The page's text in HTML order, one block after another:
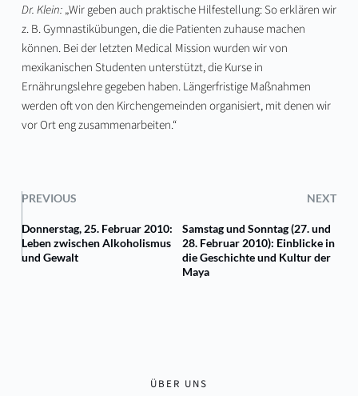
Dr. Klein:„Wir geben auch praktische Hilfestellung: So erklären wir
z. B. Gymnastikübungen, die die Patienten zuhause machen
können. Bei der letzten Medical Mission wurden wir von
mexikanischen Studenten unterstützt, die Kurse in
Ernährungslehre gegeben haben. Längerfristige Maßnahmen
werden oft von den Kirchengemeinden organisiert, mit denen wir
vor Ort eng zusammenarbeiten.“
PREVIOUS NEXT
Donnerstag, 25. Februar 2010:
Leben zwischen Alkoholismus
und Gewalt
Samstag und Sonntag (27. und
28. Februar 2010): Einblicke in
die Geschichte und Kultur der
Maya
ÜBER UNS